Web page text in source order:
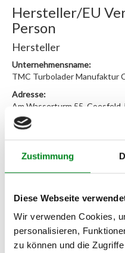
Zustimmung
Diese Webseite
Wir verwenden Cookies,
personalisieren,
zu können und die
Hersteller/EU
Person
Hersteller
Unternehmensname:
TMC Turbolader Manufaktur
Adresse:
Am Wasserturm 55, Coesfeld,
E-Mail:
Telefon: